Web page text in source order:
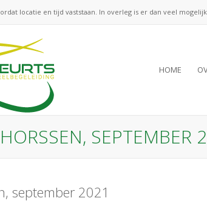
locatie en tijd vaststaan. In overleg is er dan veel
HOME
SEPTEMBER
september 2021